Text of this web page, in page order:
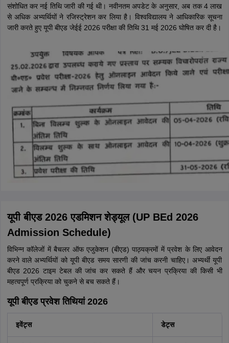
संशोधित कर नई तिथि जारी की गई थी। नवीनतम अपडेट के अनुसार, अब तक 4 लाख
से अधिक अभ्यर्थियों ने रजिस्ट्रेशन कर लिया है। विश्वविद्यालय ने आधिकारिक सूचना
जारी करते हुए यूपी बीएड जेईई 2026 परीक्षा की तिथि 31 मई 2026 घोषित कर दी है।
यूपी बीएड 2026 एडमिशन शेड्यूल (UP BEd 2026
Admission Schedule)
विभिन्न कॉलेजों में बैचलर ऑफ एजुकेशन (बीएड) पाठ्यक्रमों में प्रवेश के लिए आवेदन
करने वाले अभ्यर्थियों को यूपी बीएड समय सारणी की जांच करनी चाहिए। अभ्यर्थी यूपी
बीएड 2026 टाइम टेबल की जांच कर सकते हैं और चयन प्रक्रिया की किसी भी
महत्वपूर्ण प्रक्रिया को चुकने से बच सकते हैं।
यूपी बीएड प्रवेश तिथियां 2026
इवेंट्स डेट्स